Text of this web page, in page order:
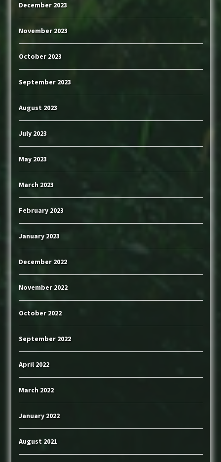
December 2023
November 2023
October 2023
September 2023
August 2023
July 2023
May 2023
March 2023
February 2023
January 2023
December 2022
November 2022
October 2022
September 2022
April 2022
March 2022
January 2022
August 2021